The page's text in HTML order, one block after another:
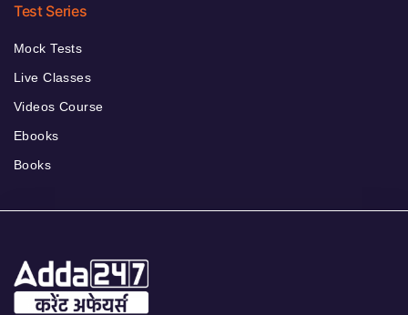
Test Series
Mock Tests
Live Classes
Videos Course
Ebooks
Books